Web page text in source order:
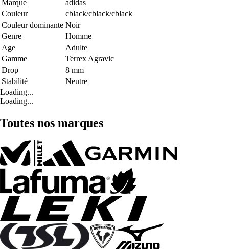
Marque
adidas
Couleur
cblack/cblack/cblack
Couleur dominante Noir
Genre
Homme
Age
Adulte
Gamme
Terrex Agravic
Drop
8 mm
Stabilité
Neutre
Loading...
Loading...
Toutes nos marques